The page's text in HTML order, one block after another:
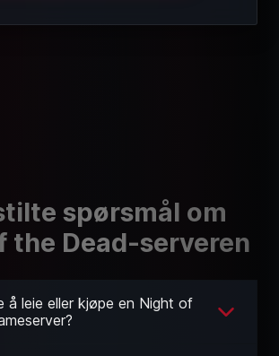
spørsmål om
the Dead-serveren
å leie eller kjøpe en Night of